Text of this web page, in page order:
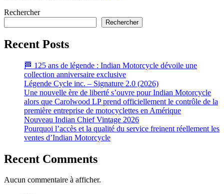
Rechercher
Rechercher
Recent Posts
🏁 125 ans de légende : Indian Motorcycle dévoile une
collection anniversaire exclusive
Légende Cycle inc. – Signature 2.0 (2026)
Une nouvelle ère de liberté s’ouvre pour Indian Motorcycle
alors que Carolwood LP prend officiellement le contrôle de la
première entreprise de motocyclettes en Amérique
Nouveau Indian Chief Vintage 2026
Pourquoi l’accès et la qualité du service freinent réellement les
ventes d’Indian Motorcycle
Recent Comments
Aucun commentaire à afficher.